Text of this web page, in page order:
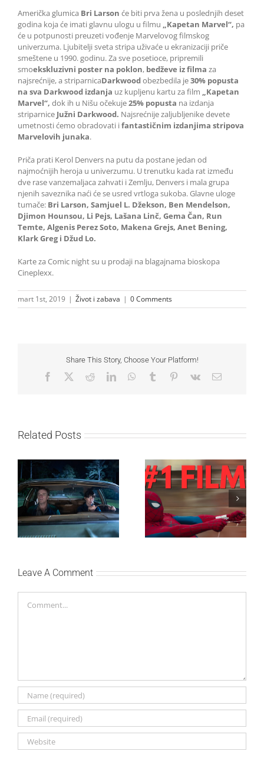
Američka glumica Bri Larson će biti prva žena u poslednjih deset
godina koja će imati glavnu ulogu u filmu „Kapetan Marvel“, pa
će u potpunosti preuzeti vođenje Marvelovog filmskog
univerzuma. Ljubitelji sveta stripa uživaće u ekranizaciji priče
smeštene u 1990. godinu. Za sve posetioce, pripremili
smoekskluzivni poster na poklon, bedževe iz filma za
najsrećnije, a striparnicaDarkwoodobezbedila je30% popusta
na sva Darkwood izdanja uz kupljenu kartu za film „Kapetan
Marvel“, dok ih u Nišu očekuje25% popusta na izdanja
striparnice Južni Darkwood. Najsrećnije zaljubljenike devete
umetnosti ćemo obradovati ifantastičnim izdanjima stripova
Marvelovih junaka.
Priča prati Kerol Denvers na putu da postane jedan od
najmoćnijih heroja u univerzumu. U trenutku kada rat između
dve rase vanzemaljaca zahvati i Zemlju, Denvers i mala grupa
njenih saveznika naći će se usred vrtloga sukoba. Glavne uloge
tumače: Bri Larson, Samjuel L. Džekson, Ben Mendelson,
Djimon Hounsou, Li Pejs, Lašana Linč, Gema Čan, Run
Temte, Algenis Perez Soto, Makena Grejs, Anet Bening,
Klark Greg i Džud Lo.
Karte za Comic night su u prodaji na blagajnama bioskopa
Cineplexx.
mart 1st, 2019 | Život i zabava | 0 Comments
Share This Story, Choose Your Platform!
Facebook RedditLinkedInWhatsApp
Tumblr Pinterest
Vk Email
Related Posts
SF NIGHT: POSLEDNJI
DANI ULICE
HRASTOVA u Concept
Cinema i CineStar
bioskopima 12. avgusta
Najuspešnije otvaranje
studijskog filma u Srbiji:
Spajdermen: Novi dan
oborio rekord već prvog
vikenda
Leave A Comment